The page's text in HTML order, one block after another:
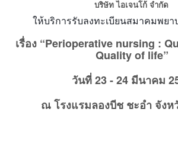
บริษัท ไอเจนโก้ จำกัด
ให้บริการรับลงทะเบียนสมาคมพยา
เรื่อง “Perioperative nursing :
Quality of life”
วันที่ 23 - 24 มีนาคม
ณ โรงแรมลองบีช ชะอำ จังห